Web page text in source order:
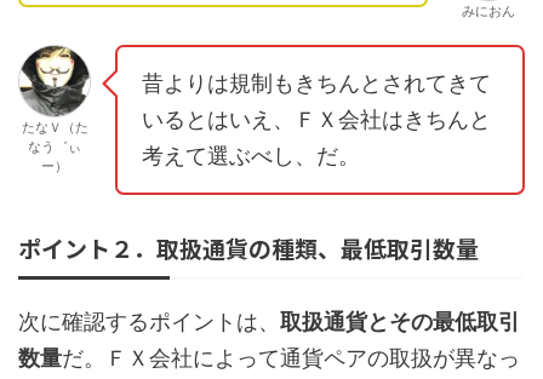
みにおん
たなＶ（た
なう゛ぃ
ー）
昔よりは規制もきちんとされてきて
いるとはいえ、ＦＸ会社はきちんと
考えて選ぶべし、だ。
ポイント２．取扱通貨の種類、最低取引数量
次に確認するポイントは、 取扱通貨とその最低取引
数量だ。ＦＸ会社によって通貨ペアの取扱が異なっ